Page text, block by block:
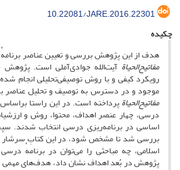
10.22081/JARE.2016.22301
چکیده
هدف از این پژوهش بررسی و تعیین عناصر
مفاتیح‌الحیاة آیت‌الله جوادی‌آملی است. پژوهش
رویکرد کیفی و با روش توصیفی‌تحلیلی انجام شده
موجود و در دسترس به توصیف و تحلیل عناصر
مفاتیح‌الحیاةپرداخته است. در این راستا براساس
درسی، چهار عنصر اهداف، محتوا، روش و
اساسی در برنامه‌ریزی درسی انتخاب شدند.
بررسی شد تا مشخص شود، در این کتابِ سرشار
اسلامی، چه مباحثی را می‌توان در برنامهٔ
پژوهش در بُعد اهداف نشان داد، هدف‌های مهمی